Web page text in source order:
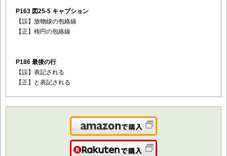
P163 図25-5 キャプション
【誤】放物線の包絡線
【正】楕円の包絡線
P186 最後の行
【誤】表記される
【正】と表記される